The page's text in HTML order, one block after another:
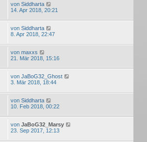
von Siddharta
14. Apr 2018, 20:21
von Siddharta
8. Apr 2018, 22:47
von maxxs
21. Mär 2018, 15:16
von JaBoG32_Ghost
3. Mär 2018, 18:44
von Siddharta
10. Feb 2018, 00:22
von JaBoG32_Marsy
23. Sep 2017, 12:13